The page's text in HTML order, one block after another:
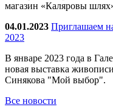
магазин «Каляровы
04.01.2023 Приглашаем
2023
В январе 2023 года в
новая выставка
Синякова "Мой выбор".
Все новости